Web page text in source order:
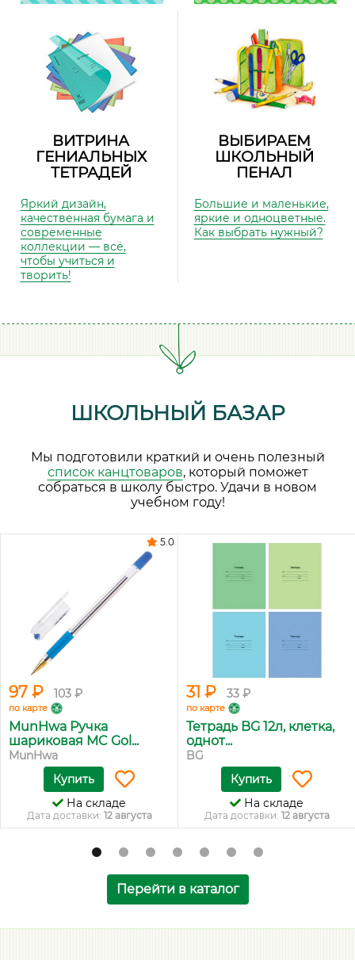
ВИТРИНА
ГЕНИАЛЬНЫХ
ТЕТРАДЕЙ
Яркий дизайн,
качественная бумага и
современные
коллекции — всё,
чтобы учиться и
творить!
ВЫБИРАЕМ
ШКОЛЬНЫЙ
ПЕНАЛ
Большие и маленькие,
яркие и одноцветные.
Как выбрать нужный?
ШКОЛЬНЫЙ БАЗАР
Мы подготовили краткий и очень полезный
список канцтоваров, который поможет
собраться в школу быстро. Удачи в новом
учебном году!
97 ₽ 103 ₽
по карте
MunHwa Ручка
шариковая MC Gol...
MunHwa
5.0
Купить
На складе
Дата доставки: 12 августа
31 ₽ 33 ₽
по карте
Тетрадь BG 12л, клетка,
однот...
BG
Купить
На складе
Дата доставки: 12 августа
Перейти в каталог